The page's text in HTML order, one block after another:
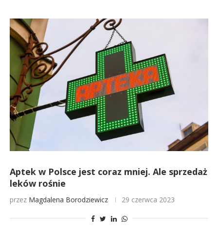
Aptek w Polsce jest coraz mniej. Ale sprzedaż
leków rośnie
przez Magdalena Borodziewicz 29 czerwca 2023